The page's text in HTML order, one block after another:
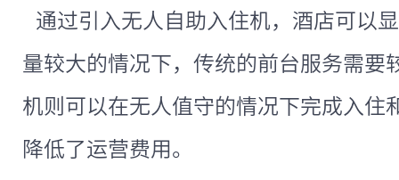
通过引入无人自助入住机，酒店可以
量较大的情况下，传统的前台服务需要
机则可以在无人值守的情况下完成入住
降低了运营费用。